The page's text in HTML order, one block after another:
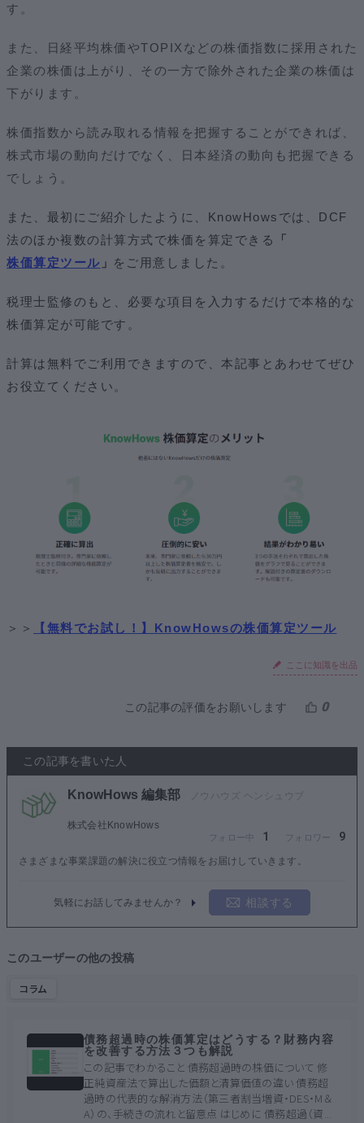
す。
また、日経平均株価やTOPIXなどの株価指数に採用された
企業の株価は上がり、その一方で除外された企業の株価は
下がります。
株価指数から読み取れる情報を把握することができれば、
株式市場の動向だけでなく、日本経済の動向も把握できる
でしょう。
また、最初にご紹介したように、KnowHowsでは、DCF
法のほか複数の計算方式で株価を算定できる
「
株価算定ツール 」 をご用意しました。
税理士監修のもと、必要な項目を入力するだけで本格的な
株価算定が可能です。
計算は無料でご利用できますので、本記事とあわせてぜひ
お役立てください。
＞＞ 【無料でお試し！】KnowHowsの株価算定ツール
ここに知識を出品
この記事の評価をお願いします 0
この記事を書いた人
KnowHows 編集部
株式会社KnowHows
1 9
さまざまな事業課題の解決に役立つ情報をお届けしていきます。
気軽にお話してみませんか？ 相談する
このユーザーの他の投稿
コラム
債務超過時の株価算定はどうする？財務内容
を改善する方法３つも解説
この記事でわかること 債務超過時の株価について 修
正純資産法で算出した価額と清算価値の違い 債務超
過時の代表的な解消方法（第三者割当増資・DES・M＆
A）の、手続きの流れと留意点 はじめに 債務超過（資...